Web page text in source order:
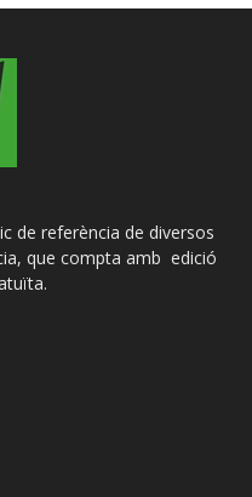
de referència de diversos
que compta amb edició